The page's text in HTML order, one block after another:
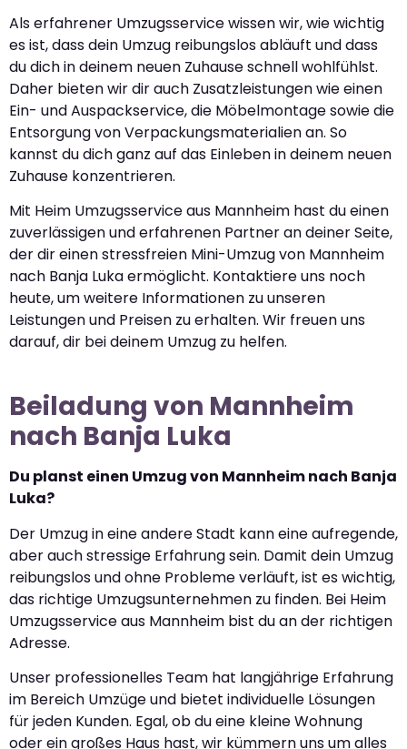
Als erfahrener Umzugsservice wissen wir, wie wichtig
es ist, dass dein Umzug reibungslos abläuft und dass
du dich in deinem neuen Zuhause schnell wohlfühlst.
Daher bieten wir dir auch Zusatzleistungen wie einen
Ein- und Auspackservice, die Möbelmontage sowie die
Entsorgung von Verpackungsmaterialien an. So
kannst du dich ganz auf das Einleben in deinem neuen
Zuhause konzentrieren.
Mit Heim Umzugsservice aus Mannheim hast du einen
zuverlässigen und erfahrenen Partner an deiner Seite,
der dir einen stressfreien Mini-Umzug von Mannheim
nach Banja Luka ermöglicht. Kontaktiere uns noch
heute, um weitere Informationen zu unseren
Leistungen und Preisen zu erhalten. Wir freuen uns
darauf, dir bei deinem Umzug zu helfen.
Beiladung von Mannheim
nach Banja Luka
Du planst einen Umzug von Mannheim nach Banja
Luka?
Der Umzug in eine andere Stadt kann eine aufregende,
aber auch stressige Erfahrung sein. Damit dein Umzug
reibungslos und ohne Probleme verläuft, ist es wichtig,
das richtige Umzugsunternehmen zu finden. Bei Heim
Umzugsservice aus Mannheim bist du an der richtigen
Adresse.
Unser professionelles Team hat langjährige Erfahrung
im Bereich Umzüge und bietet individuelle Lösungen
für jeden Kunden. Egal, ob du eine kleine Wohnung
oder ein großes Haus hast, wir kümmern uns um alles